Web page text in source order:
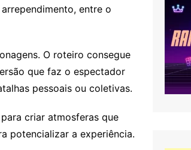
entre o
O roteiro consegue
que faz o espectador
pessoais ou coletivas.
criar atmosferas que
potencializar a experiência.